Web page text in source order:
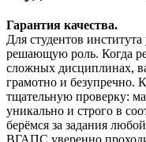
Гарантия качества.
Для студентов института
решающую роль. Когда
сложных дисциплинах,
грамотно и безупречно.
тщательную проверку:
уникально и строго в
берёмся за задания